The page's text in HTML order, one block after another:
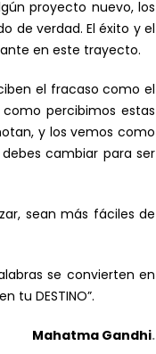
proyecto nuevo, los
de verdad. El éxito y el
en este trayecto.
el fracaso como el
percibimos estas
y los vemos como
cambiar para ser
sean más fáciles de
se convierten en
tu DESTINO”.
Mahatma Gandhi.